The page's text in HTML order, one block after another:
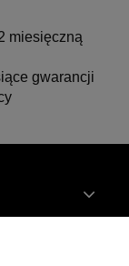
miesięczną
gwarancji